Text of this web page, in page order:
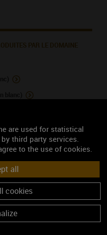
PAR LE DOMAINE
are used for statistical
third party services.
to the use of cookies.
all
cookies